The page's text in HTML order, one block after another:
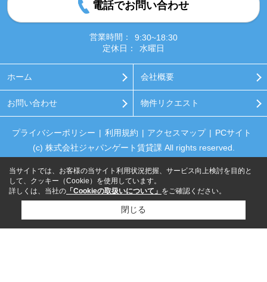
電話でお問い合わせ
営業時間：
9:30~18:30
定休日：
水曜日
ホーム 会社概要
お問い合わせ 物件リクエスト
プライバシーポリシー 利用規約 アクセスマップ
PCサイト
(c) 株式会社ジャパンゲート賃貸課 All rights reserved.
当サイトでは、お客様の当サイト利用状況把握、サービス向上検討を目的と
して、クッキー（Cookie）を使用しています。
詳しくは、当社の 「Cookieの取扱いについて」 をご確認ください。
閉じる